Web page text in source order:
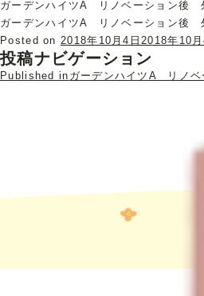
ガーデンハイツA リノベーション後
ガーデンハイツA リノベーション後
Posted on 2018年10月4日2018年10月
投稿ナビゲーション
Published in ガーデンハイツA リノ